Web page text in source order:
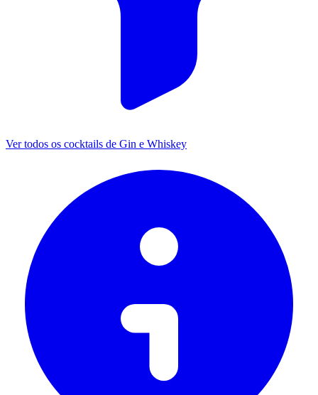
Ver todos os cocktails de Gin e Whiskey